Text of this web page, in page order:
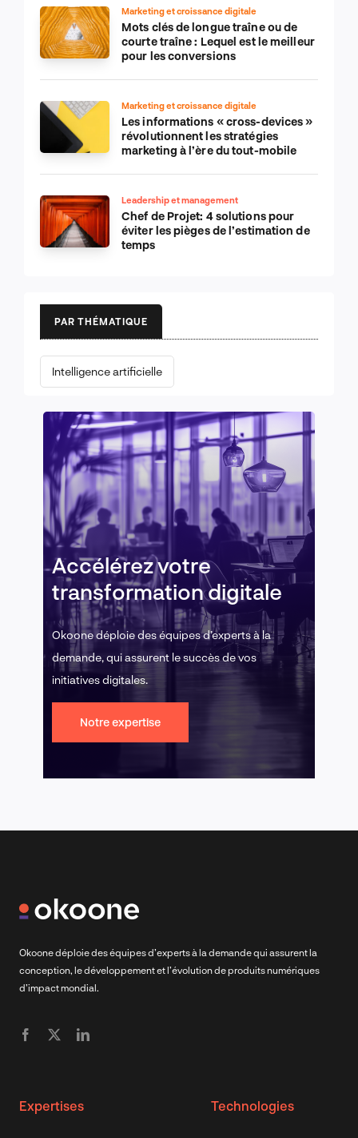
Marketing et croissance digitale
Mots clés de longue traîne ou de
courte traîne : Lequel est le meilleur
pour les conversions
Marketing et croissance digitale
Les informations « cross-devices »
révolutionnent les stratégies
marketing à l’ère du tout-mobile
Leadership et management
Chef de Projet: 4 solutions pour
éviter les pièges de l’estimation de
temps
PAR THÉMATIQUE
Intelligence artificielle
Accélérez votre
transformation digitale
Okoone déploie des équipes d’experts à la
demande, qui assurent le succès de vos
initiatives digitales.
Notre expertise
Okoone déploie des équipes d’experts à la demande qui assurent la
conception, le développement et l’évolution de produits numériques
d’impact mondial.
Expertises Technologies